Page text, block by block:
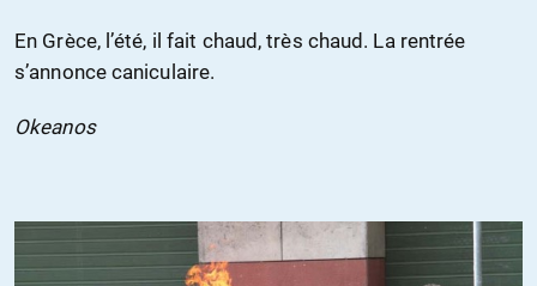
En Grèce, l’été, il fait chaud, très chaud. La rentrée
s’annonce caniculaire.
Okeanos